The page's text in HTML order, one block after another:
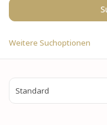
Weitere Suchoptionen
Standard